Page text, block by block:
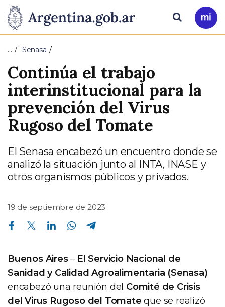
Presidencia
de
la
Nación
Pasar al contenido principal
Ir
a
Buscar
… Senasa
Continúa el trabajo
interinstitucional para la
prevención del Virus
Rugoso del Tomate
El Senasa encabezó un encuentro donde se
analizó la situación junto al INTA, INASE y
otros organismos públicos y privados.
19 de septiembre de 2023
Compartir en Facebook Compartir en Twitter Compartir en Linkedin Compartir en Whatsapp
Buenos Aires– ElServicio Nacional de
Sanidad y Calidad Agroalimentaria (Senasa)
encabezó una reunión del Comité de Crisis
del Virus Rugoso del Tomate que se realizó